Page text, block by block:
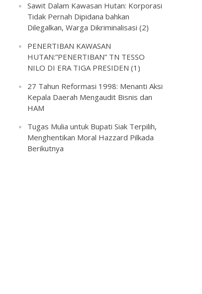
Sawit Dalam Kawasan Hutan: Korporasi
Tidak Pernah Dipidana bahkan
Dilegalkan, Warga Dikriminalisasi (2)
PENERTIBAN KAWASAN
HUTAN:”PENERTIBAN” TN TESSO
NILO DI ERA TIGA PRESIDEN (1)
27 Tahun Reformasi 1998: Menanti Aksi
Kepala Daerah Mengaudit Bisnis dan
HAM
Tugas Mulia untuk Bupati Siak Terpilih,
Menghentikan Moral Hazzard Pilkada
Berikutnya